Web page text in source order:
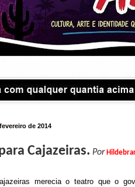
de 2014
Cajazeiras. Por
merecia o teatro que o